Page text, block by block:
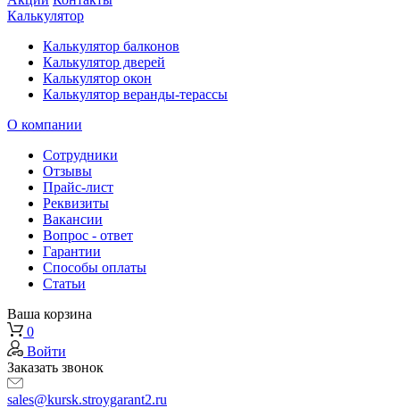
Калькулятор
Калькулятор балконов
Калькулятор дверей
Калькулятор окон
Калькулятор веранды-терассы
О компании
Сотрудники
Отзывы
Прайс-лист
Реквизиты
Вакансии
Вопрос - ответ
Гарантии
Способы оплаты
Статьи
Ваша корзина
0
Войти
Заказать звонок
sales@kursk.stroygarant2.ru